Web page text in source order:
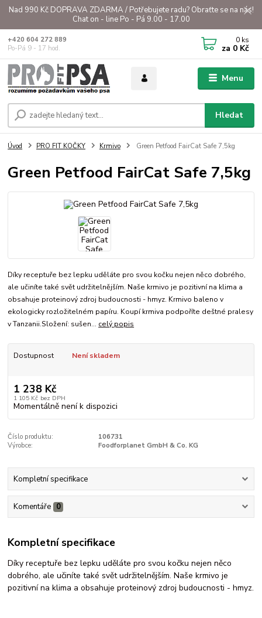
Nad 990 Kč DOPRAVA ZDARMA / Potřebujete radu? Obraťte se na nás!
Chat on - line Po - Pá 9.00 - 17.00
Menu
Hledat
+420 604 272 889
Po-Pá 9 - 17 hod.
0 ks
za 0 Kč
Úvod PRO FIT KOČKY Krmivo Green Petfood FairCat Safe 7,5kg
Green Petfood FairCat Safe 7,5kg
Díky receptuře bez lepku uděláte pro svou kočku nejen něco dobrého,
ale učiníte také svět udržitelnějším. Naše krmivo je pozitivní na klima a
obsahuje proteinový zdroj budoucnosti - hmyz. Krmivo baleno v
ekologicky rozložitelném papíru. Koupí krmiva podpoříte deštné pralesy
v Tanzanii.Složení: sušen... celý popis
Dostupnost Není skladem
1 238 Kč
1 105 Kč bez DPH
Momentálně není k dispozici
Číslo produktu:
106731
Výrobce:
Foodforplanet GmbH & Co. KG
Kompletní specifikace
Komentáře 0
Kompletní specifikace
Díky receptuře bez lepku uděláte pro svou kočku nejen něco
dobrého, ale učiníte také svět udržitelnějším. Naše krmivo je
pozitivní na klima a obsahuje proteinový zdroj budoucnosti - hmyz.